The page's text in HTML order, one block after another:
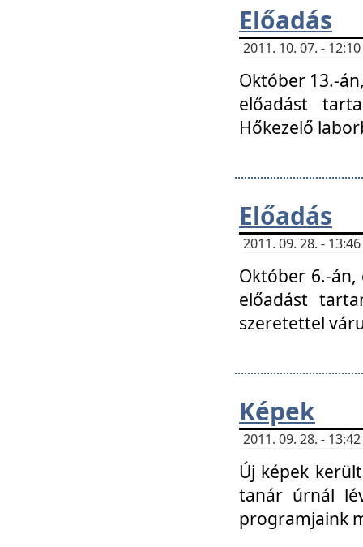
Előadás
2011. 10. 07. -
Október 13.-
előadást
Hőkezelő
Előadás
2011. 09. 28. -
Október 6.-
előadást
szeretettel
Képek
2011. 09. 28. -
Új képek
tanár úrnál
programjaink